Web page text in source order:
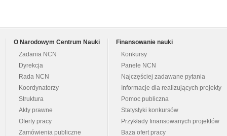
O Narodowym Centrum Nauki
Zadania NCN
Dyrekcja
Rada NCN
Koordynatorzy
Struktura
Akty prawne
Oferty pracy
Zamówienia publiczne
Finansowanie nauki
Konkursy
Panele NCN
Najczęściej zadawane pytania
Informacje dla realizujących projekty
Pomoc publiczna
Statystyki konkursów
Przykłady finansowanych projektów
Baza ofert pracy